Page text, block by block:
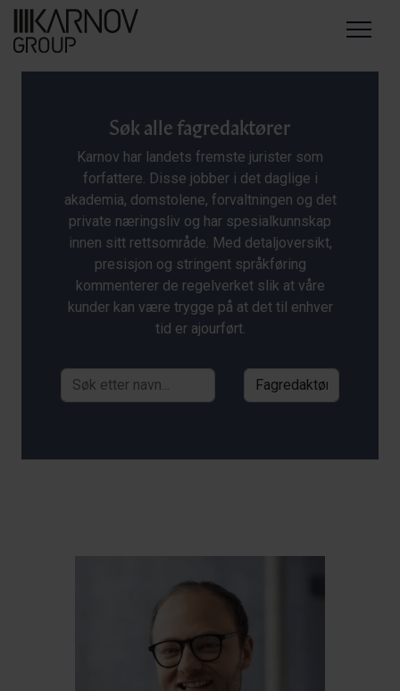
Menu
Søk alle fagredaktører
Karnov har landets fremste jurister som
forfattere. Disse jobber i det daglige i
akademia, domstolene, forvaltningen og det
private næringsliv og har spesialkunnskap
innen sitt rettsområde. Med detaljoversikt,
presisjon og stringent språkføring
kommenterer de regelverket slik at våre
kunder kan være trygge på at det til enhver
tid er ajourført.